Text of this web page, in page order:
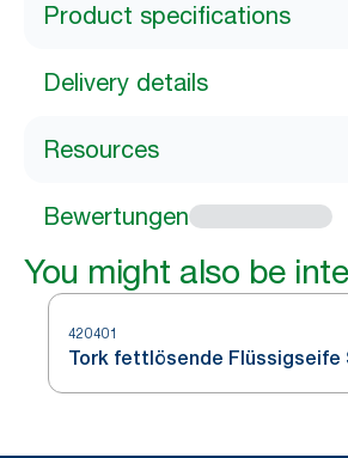
Product specifications
Delivery details
Resources
Bewertungen
You might also be
420401
Tork fettlösende Flüssigseife